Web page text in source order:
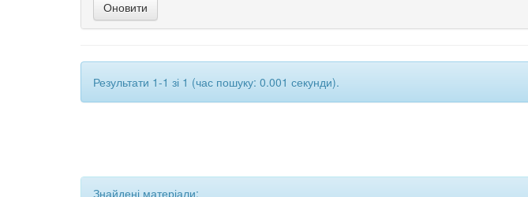
Результати 1-1 зі 1 (час пошуку: 0.001 секунди).
Знайдені матеріали: